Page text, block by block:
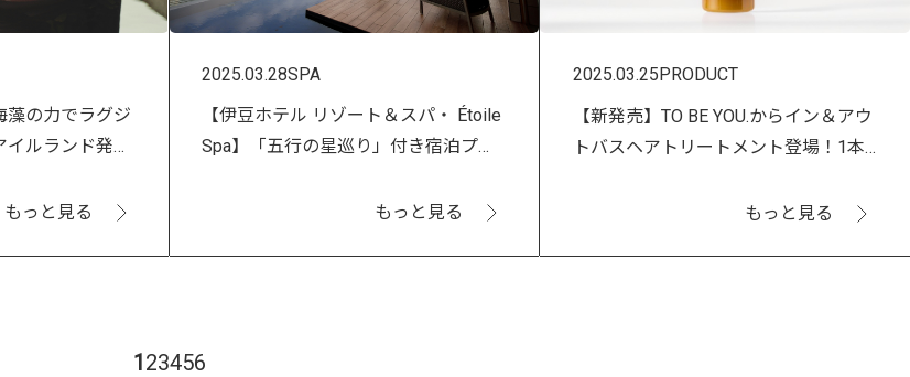
藻の力でラグジ
イルランド発
もっと見る
2025.03.28SPA
【伊豆ホテル リゾート＆スパ・ Étoile
Spa】「五行の星巡り」付き宿泊プラ
もっと見る
2025.03.25 PRODUCT
【新発売】TO BE YOU.からイン＆アウ
トバスヘアトリートメント登場！1本
もっと見る
123456